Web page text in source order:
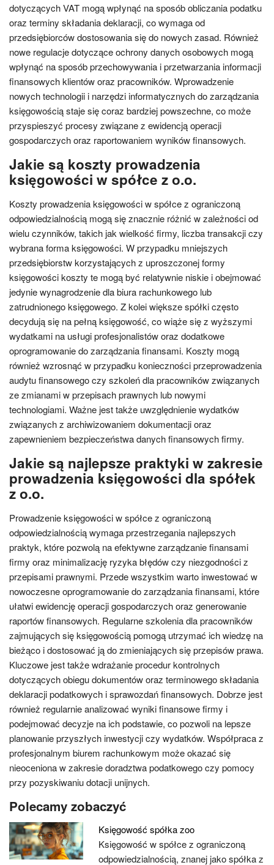
dotyczących VAT mogą wpłynąć na sposób obliczania podatku
oraz terminy składania deklaracji, co wymaga od
przedsiębiorców dostosowania się do nowych zasad. Również
nowe regulacje dotyczące ochrony danych osobowych mogą
wpłynąć na sposób przechowywania i przetwarzania informacji
finansowych klientów oraz pracowników. Wprowadzenie
nowych technologii i narzędzi informatycznych do zarządzania
księgowością staje się coraz bardziej powszechne, co może
przyspieszyć procesy związane z ewidencją operacji
gospodarczych oraz raportowaniem wyników finansowych.
Jakie są koszty prowadzenia
księgowości w spółce z o.o.
Koszty prowadzenia księgowości w spółce z ograniczoną
odpowiedzialnością mogą się znacznie różnić w zależności od
wielu czynników, takich jak wielkość firmy, liczba transakcji czy
wybrana forma księgowości. W przypadku mniejszych
przedsiębiorstw korzystających z uproszczonej formy
księgowości koszty te mogą być relatywnie niskie i obejmować
jedynie wynagrodzenie dla biura rachunkowego lub
zatrudnionego księgowego. Z kolei większe spółki często
decydują się na pełną księgowość, co wiąże się z wyższymi
wydatkami na usługi profesjonalistów oraz dodatkowe
oprogramowanie do zarządzania finansami. Koszty mogą
również wzrosnąć w przypadku konieczności przeprowadzenia
audytu finansowego czy szkoleń dla pracowników związanych
ze zmianami w przepisach prawnych lub nowymi
technologiami. Ważne jest także uwzględnienie wydatków
związanych z archiwizowaniem dokumentacji oraz
zapewnieniem bezpieczeństwa danych finansowych firmy.
Jakie są najlepsze praktyki w zakresie
prowadzenia księgowości dla spółek
z o.o.
Prowadzenie księgowości w spółce z ograniczoną
odpowiedzialnością wymaga przestrzegania najlepszych
praktyk, które pozwolą na efektywne zarządzanie finansami
firmy oraz minimalizację ryzyka błędów czy niezgodności z
przepisami prawnymi. Przede wszystkim warto inwestować w
nowoczesne oprogramowanie do zarządzania finansami, które
ułatwi ewidencję operacji gospodarczych oraz generowanie
raportów finansowych. Regularne szkolenia dla pracowników
zajmujących się księgowością pomogą utrzymać ich wiedzę na
bieżąco i dostosować ją do zmieniających się przepisów prawa.
Kluczowe jest także wdrażanie procedur kontrolnych
dotyczących obiegu dokumentów oraz terminowego składania
deklaracji podatkowych i sprawozdań finansowych. Dobrze jest
również regularnie analizować wyniki finansowe firmy i
podejmować decyzje na ich podstawie, co pozwoli na lepsze
planowanie przyszłych inwestycji czy wydatków. Współpraca z
profesjonalnym biurem rachunkowym może okazać się
nieoceniona w zakresie doradztwa podatkowego czy pomocy
przy pozyskiwaniu dotacji unijnych.
Polecamy zobaczyć
Księgowość spółka zoo
Księgowość w spółce z ograniczoną
odpowiedzialnością, znanej jako spółka z